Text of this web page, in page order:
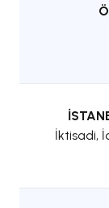
İktisadi,